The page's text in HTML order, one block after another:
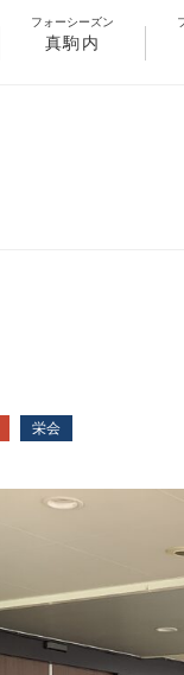
フォーシーズン
真駒内
栄会